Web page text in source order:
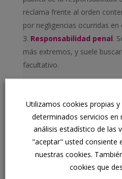
reclama frente al orden
por negligencias ocurridas en
Responsabilidad penal.
más extremos, y suele
facultativo.
IMPORTANTE: las acciones
responsabilidad suelen tener
un añodesde que se
secuelas de la negligencia.
conviene
actuar lo más
modo se evitarán problemas
prescripción una vez iniciadas
Utilizamos cookies propias
determinados servicios en
análisis estadístico de las
"aceptar" usted consiente
nuestras cookies.
cookies que